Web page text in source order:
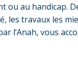
ou au handicap.
les travaux les
l’Anah, vous